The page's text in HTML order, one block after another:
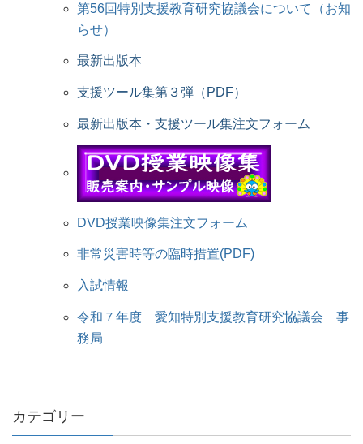
第56回特別支援教育研究協議会について（お知
らせ）
最新出版本
支援ツール集第３弾（PDF）
最新出版本・支援ツール集注文フォーム
DVD授業映像集注文フォーム
非常災害時等の臨時措置(PDF)
入試情報
令和７年度 愛知特別支援教育研究協議会 事
務局
カテゴリー